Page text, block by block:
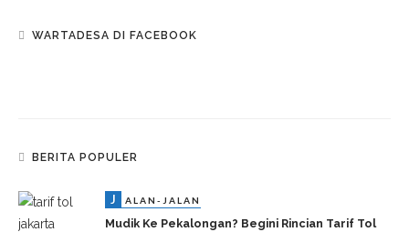
WARTADESA DI FACEBOOK
BERITA POPULER
J ALAN-JALAN
Mudik Ke Pekalongan? Begini Rincian Tarif Tol